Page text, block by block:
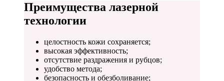
Преимущества лазерной
технологии
целостность кожи сохраняется;
высокая эффективность;
отсутствие раздражения и рубцов;
удобство метода;
безопасность и обезболивание;